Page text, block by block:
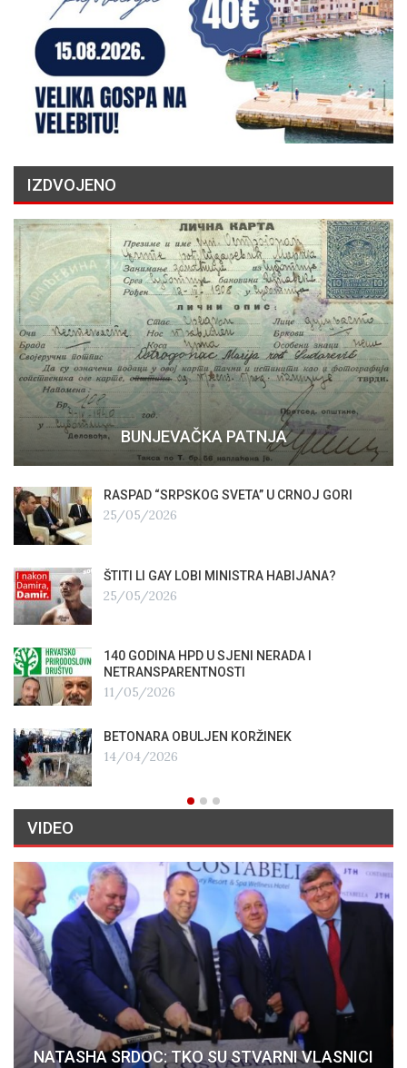
IZDVOJENO
BUNJEVAČKA PATNJA
RASPAD “SRPSKOG SVETA” U CRNOJ GORI
25/05/2026
ŠTITI LI GAY LOBI MINISTRA HABIJANA?
25/05/2026
140 GODINA HPD U SJENI NERADA I
NETRANSPARENTNOSTI
11/05/2026
BETONARA OBULJEN KORŽINEK
14/04/2026
VIDEO
NATASHA SRDOC: TKO SU STVARNI VLASNICI